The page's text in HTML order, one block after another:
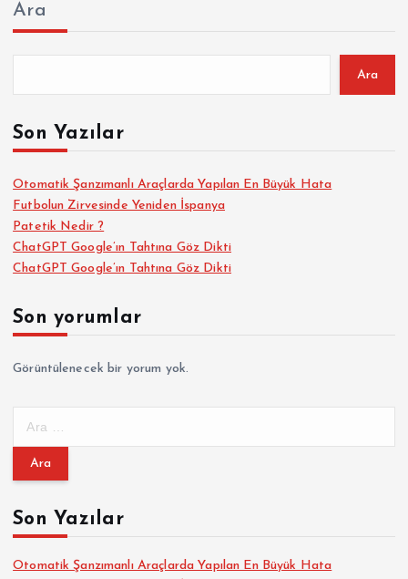
Ara
Ara
Son Yazılar
Otomatik Şanzımanlı Araçlarda Yapılan En Büyük Hata
Futbolun Zirvesinde Yeniden İspanya
Patetik Nedir ?
ChatGPT Google’ın Tahtına Göz Dikti
ChatGPT Google’ın Tahtına Göz Dikti
Son yorumlar
Görüntülenecek bir yorum yok.
m
:Son Yazılar
Otomatik Şanzımanlı Araçlarda Yapılan En Büyük Hata